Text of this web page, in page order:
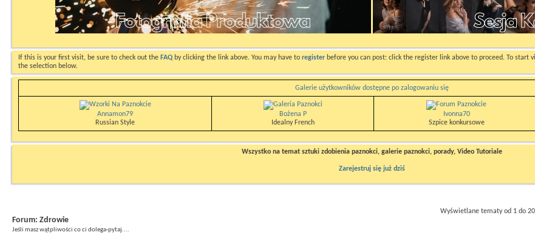
If this is your first visit, be sure to check out the FAQ by clicking the link above. You may have to register before you can post: click the register link above to proceed. To
the selection below.
Galerie użytkowników dostępne po zalogowaniu się
Annamon79
Russian Style
Bożena P
Idealny French
Ivonna70
Szpice konkursowe
Wszystko na temat sztuki zdobienia paznokci, galerie paznokci, porady, Video Tutoriale
Zarejestruj się już dziś
Wyświetlane tematy od 1 do
Forum: Zdrowie
Jeśli masz wątpliwości co ci dolega-pytaj....